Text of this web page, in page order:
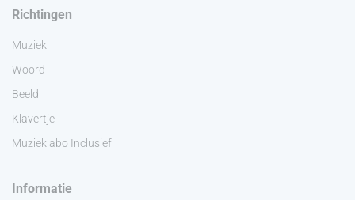
Richtingen
Muziek
Woord
Beeld
Klavertje
Muzieklabo Inclusief
Informatie